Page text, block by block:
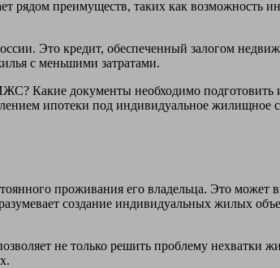
рядом преимуществ, таких как возможность
Это кредит, обеспеченный залогом
с меньшими затратами.
Какие документы необходимо подготовить
ипотеки под индивидуальное жилищное
проживания его владельца. Это может
создание индивидуальных жилых
не только решить проблему нехватки